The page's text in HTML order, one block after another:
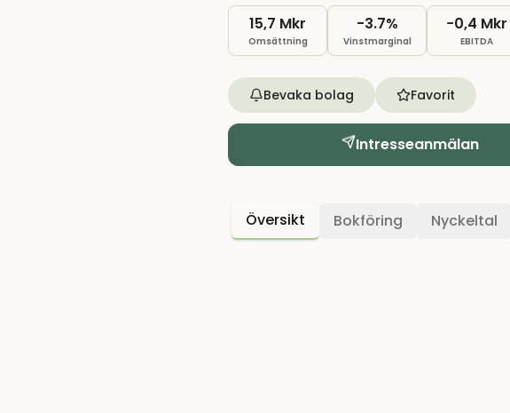
15,7 Mkr
Omsättning
-3.7%
Vinstmarginal
−0,4 Mkr
EBITDA
Bevaka bolag Favorit
Intresseanmälan
Översikt Bokföring Nyckeltal